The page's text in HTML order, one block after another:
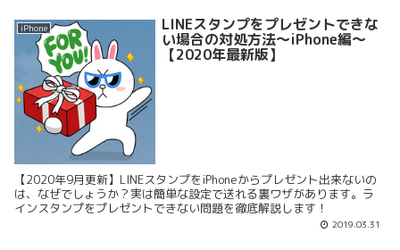
iPhone LINEスタンプをプレゼントできな
い場合の対処方法〜iPhone編〜
【2020年最新版】
【2020年9月更新】LINEスタンプをiPhoneからプレゼント出来ないの
は、なぜでしょうか？実は簡単な設定で送れる裏ワザがあります。ラ
インスタンプをプレゼントできない問題を徹底解説します！
2019.03.31